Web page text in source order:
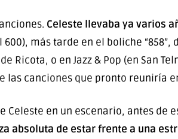
Celeste llevaba ya varios
más tarde en el boliche “858”,
Ricota, o en Jazz & Pop (en San
las canciones que pronto reuniría
en un escenario, antes de
absoluta de estar frente a una